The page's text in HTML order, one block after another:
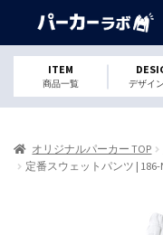
ITEM
商品一覧 デザイ
オリジナルパーカー TOP
定番スウェットパンツ | 186-